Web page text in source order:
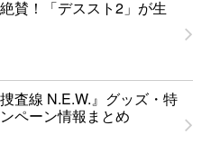
賛！「デススト2」が生
捜査線 N.E.W.』グッズ・特
ペーン情報まとめ